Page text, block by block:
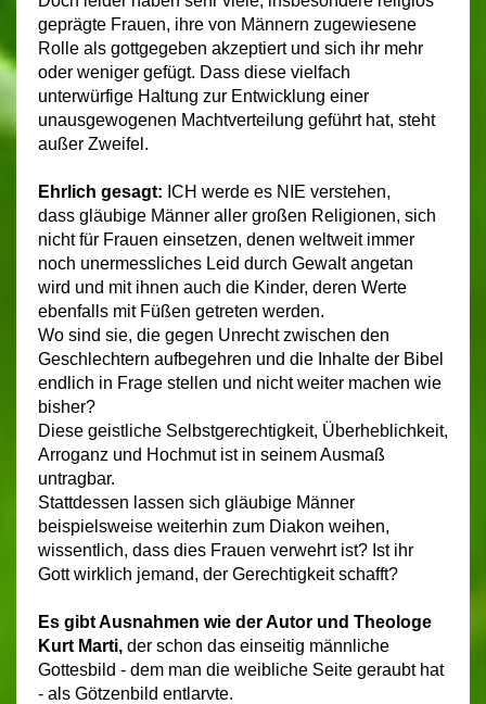
geprägte Frauen, ihre von Männern zugewiesene
Rolle als gottgegeben akzeptiert und sich ihr mehr
oder weniger gefügt. Dass diese vielfach
unterwürfige Haltung zur Entwicklung einer
unausgewogenen Machtverteilung geführt hat, steht
außer Zweifel.
Ehrlich gesagt: ICH werde es NIE verstehen,
dass gläubige Männer aller großen Religionen, sich
nicht für Frauen einsetzen, denen weltweit immer
noch unermessliches Leid durch Gewalt angetan
wird und mit ihnen auch die Kinder, deren Werte
ebenfalls mit Füßen getreten werden.
Wo sind sie, die gegen Unrecht zwischen den
Geschlechtern aufbegehren und die Inhalte der Bibel
endlich in Frage stellen und nicht weiter machen wie
bisher?
Diese geistliche Selbstgerechtigkeit, Überheblichkeit,
Arroganz und Hochmut ist in seinem Ausmaß
untragbar.
Stattdessen lassen sich gläubige Männer
beispielsweise weiterhin zum Diakon weihen,
wissentlich, dass dies Frauen verwehrt ist? Ist ihr
Gott wirklich jemand, der Gerechtigkeit schafft?
Es gibt Ausnahmen wie der Autor und Theologe
Kurt Marti, der schon das einseitig männliche
Gottesbild - dem man die weibliche Seite geraubt hat
- als Götzenbild entlarvte.